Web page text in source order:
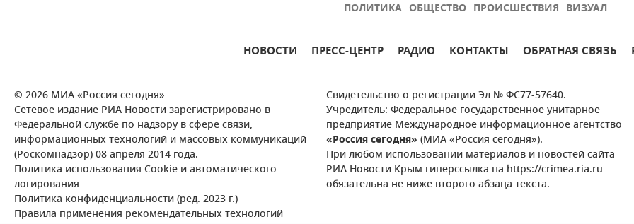
ПОЛИТИКА ОБЩЕСТВО ПРОИСШЕСТВИЯ ВИЗУАЛ
НОВОСТИ ПРЕСС-ЦЕНТР РАДИО КОНТАКТЫ ОБРАТНАЯ СВЯЗЬ
© 2026 МИА «Россия сегодня»
Сетевое издание РИА Новости зарегистрировано в
Федеральной службе по надзору в сфере связи,
информационных технологий и массовых коммуникаций
(Роскомнадзор) 08 апреля 2014 года.
Политика использования Cookie и автоматического
логирования
Политика конфиденциальности (ред. 2023 г.)
Правила применения рекомендательных технологий
Свидетельство о регистрации Эл № ФС77-57640.
Учредитель: Федеральное государственное унитарное
предприятие Международное информационное агентство
«Россия сегодня» (МИА «Россия сегодня»).
При любом использовании материалов и новостей сайта
РИА Новости Крым гиперссылка на https://crimea.ria.ru
обязательна не ниже второго абзаца текста.